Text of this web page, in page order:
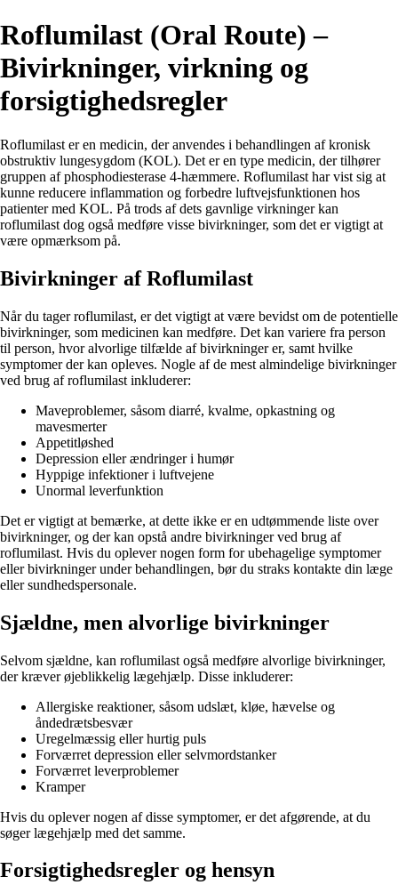
Roflumilast (Oral Route) –
Bivirkninger, virkning og
forsigtighedsregler
Roflumilast er en medicin, der anvendes i behandlingen af kronisk
obstruktiv lungesygdom (KOL). Det er en type medicin, der tilhører
gruppen af phosphodiesterase 4-hæmmere. Roflumilast har vist sig at
kunne reducere inflammation og forbedre luftvejsfunktionen hos
patienter med KOL. På trods af dets gavnlige virkninger kan
roflumilast dog også medføre visse bivirkninger, som det er vigtigt at
være opmærksom på.
Bivirkninger af Roflumilast
Når du tager roflumilast, er det vigtigt at være bevidst om de potentielle
bivirkninger, som medicinen kan medføre. Det kan variere fra person
til person, hvor alvorlige tilfælde af bivirkninger er, samt hvilke
symptomer der kan opleves. Nogle af de mest almindelige bivirkninger
ved brug af roflumilast inkluderer:
Maveproblemer, såsom diarré, kvalme, opkastning og
mavesmerter
Appetitløshed
Depression eller ændringer i humør
Hyppige infektioner i luftvejene
Unormal leverfunktion
Det er vigtigt at bemærke, at dette ikke er en udtømmende liste over
bivirkninger, og der kan opstå andre bivirkninger ved brug af
roflumilast. Hvis du oplever nogen form for ubehagelige symptomer
eller bivirkninger under behandlingen, bør du straks kontakte din læge
eller sundhedspersonale.
Sjældne, men alvorlige bivirkninger
Selvom sjældne, kan roflumilast også medføre alvorlige bivirkninger,
der kræver øjeblikkelig lægehjælp. Disse inkluderer:
Allergiske reaktioner, såsom udslæt, kløe, hævelse og
åndedrætsbesvær
Uregelmæssig eller hurtig puls
Forværret depression eller selvmordstanker
Forværret leverproblemer
Kramper
Hvis du oplever nogen af disse symptomer, er det afgørende, at du
søger lægehjælp med det samme.
Forsigtighedsregler og hensyn